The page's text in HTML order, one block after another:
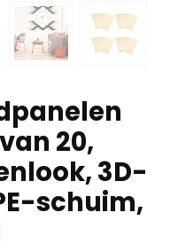
20,
3D-
schuim,